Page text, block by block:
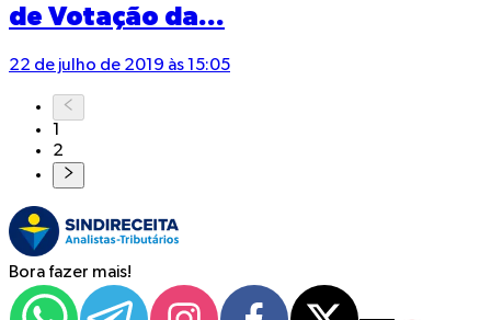
de Votação da...
22 de julho de 2019 às 15:05
1
2
Bora fazer mais!